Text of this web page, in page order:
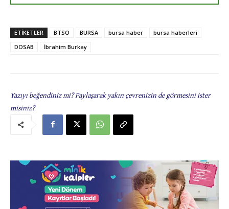
ETIKETLER BTSO BURSA bursa haber
bursa haberleri
DOSAB
İbrahim Burkay
Yazıyı beğendiniz mi? Paylaşarak yakın çevrenizin de görmesini ister
misiniz?